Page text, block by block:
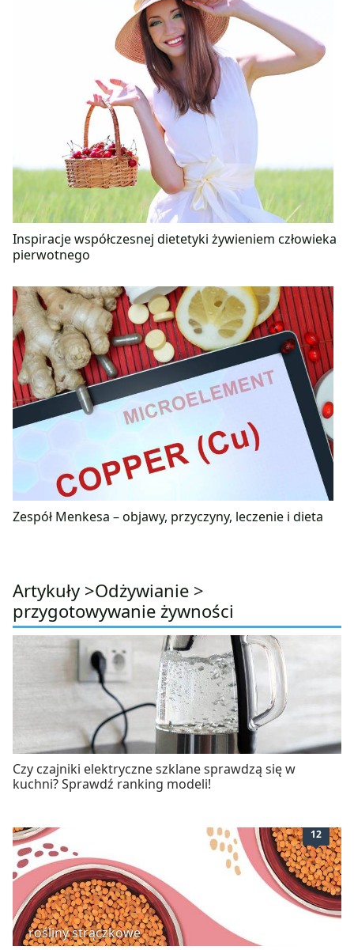
Inspiracje współczesnej dietetyki żywieniem człowieka
pierwotnego
Zespół Menkesa – objawy, przyczyny, leczenie i dieta
Artykuły >Odżywianie >
przygotowywanie żywności
Czy czajniki elektryczne szklane sprawdzą się w
kuchni? Sprawdź ranking modeli!
12
rośliny strączkowe